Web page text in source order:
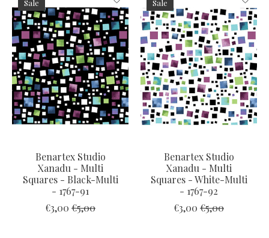
Sale
Benartex Studio
Xanadu - Multi
Squares - Black-Multi
- 1767-91
€3,00 €5,00
Sale
Benartex Studio
Xanadu - Multi
Squares - White-Multi
- 1767-92
€3,00 €5,00